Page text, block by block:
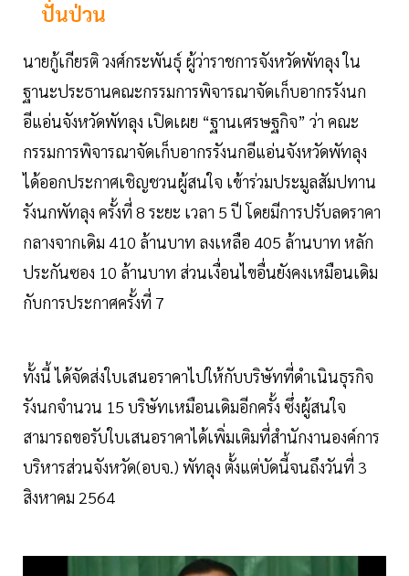
ปั่นป่วน
นายกู้เกียรติ วงศ์กระพันธุ์ ผู้ว่าราชการจังหวัดพัทลุง ใน
ฐานะประธานคณะกรรมการพิจารณาจัดเก็บอากรรังนก
อีแอ่นจังหวัดพัทลุง เปิดเผย “ฐานเศรษฐกิจ” ว่า คณะ
กรรมการพิจารณาจัดเก็บอากรรังนกอีแอ่นจังหวัดพัทลุง
ได้ออกประกาศเชิญชวนผู้สนใจ เข้าร่วมประมูลสัมปทาน
รังนกพัทลุง ครั้งที่ 8 ระยะ เวลา 5 ปี โดยมีการปรับลดราคา
กลางจากเดิม 410 ล้านบาท ลงเหลือ 405 ล้านบาท หลัก
ประกันซอง 10 ล้านบาท ส่วนเงื่อนไขอื่นยังคงเหมือนเดิม
กับการประกาศครั้งที่ 7
ทั้งนี้ ได้จัดส่งใบเสนอราคาไปให้กับบริษัทที่ดำเนินธุรกิจ
รังนกจำนวน 15 บริษัทเหมือนเดิมอีกครั้ง ซึ่งผู้สนใจ
สามารถขอรับใบเสนอราคาได้เพิ่มเติมที่สำนักงานองค์การ
บริหารส่วนจังหวัด(อบจ.) พัทลุง ตั้งแต่บัดนี้จนถึงวันที่ 3
สิงหาคม 2564